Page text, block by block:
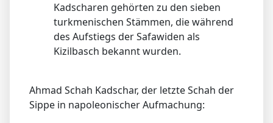
Kadscharen gehörten zu den sieben
turkmenischen Stämmen, die während
des Aufstiegs der Safawiden als
Kizilbasch bekannt wurden.
Ahmad Schah Kadschar, der letzte Schah der
Sippe in napoleonischer Aufmachung: